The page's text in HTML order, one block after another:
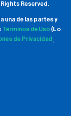
Rights Reserved.
una de las partes y
Términos de Uso(Lo
de Privacidad .